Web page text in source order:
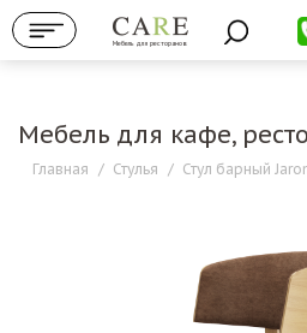
Мебель для ресторанов
Мебель для кафе,
Главная / Стулья / Стул барный